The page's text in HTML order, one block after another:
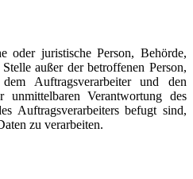
oder juristische Person, Behörde,
außer der betroffenen Person,
Auftragsverarbeiter und den
unmittelbaren Verantwortung des
Auftragsverarbeiters befugt sind,
zu verarbeiten.